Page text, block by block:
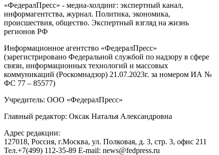
«ФедералПресс» - медиа-холдинг: экспертный канал,
информагентства, журнал. Политика, экономика,
происшествия, общество. Экспертный взгляд на жизнь
регионов РФ
Информационное агентство «ФедералПресс»
(зарегистрировано Федеральной службой по надзору в сфере
связи, информационных технологий и массовых
коммуникаций (Роскомнадзор) 21.07.2023г. за номером ИА №
ФС 77 – 85577)
Учредитель: ООО «ФедералПресс»
Главный редактор: Оксак Наталья Александровна
Адрес редакции:
127018, Россия, г.Москва, ул. Полковая, д. 3, стр. 3, офис 211
Тел.+7(499) 112-35-89 E-mail: news@fedpress.ru